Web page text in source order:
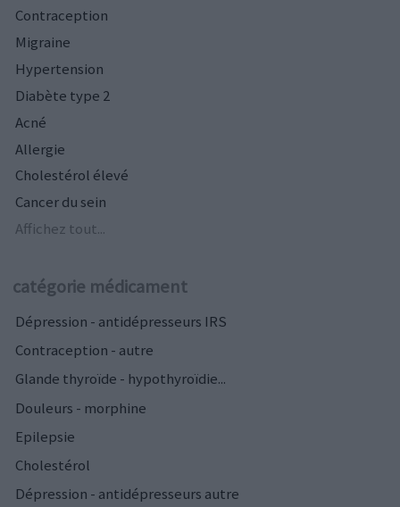
Contraception
Migraine
Hypertension
Diabète type 2
Acné
Allergie
Cholestérol élevé
Cancer du sein
Affichez tout...
catégorie médicament
Dépression - antidépresseurs IRS
Contraception - autre
Glande thyroïde - hypothyroïdie...
Douleurs - morphine
Epilepsie
Cholestérol
Dépression - antidépresseurs autre